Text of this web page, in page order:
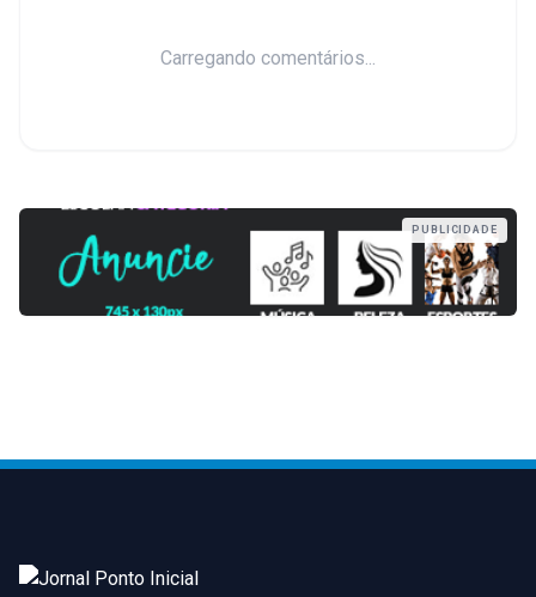
Carregando comentários...
PUBLICIDADE